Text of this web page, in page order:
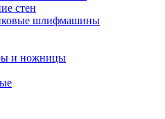
стен
шлифмашины
и ножницы